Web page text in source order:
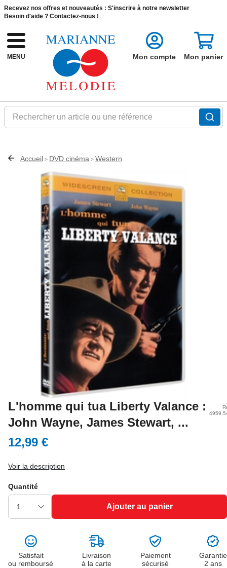
Recevez nos offres et nouveautés : S'inscrire à notre newsletter
Besoin d'aide ? Contactez-nous !
MENU
Rechercher un article ou une référence
Mon compte Mon panier
Accueil > DVD cinéma > Western
L'homme qui tua Liberty Valance :
John Wayne, James Stewart, ...
12,99 €
Voir la description
Quantité
Ajouter au panier
Satisfait
ou remboursé
Livraison
à la carte
Paiement
sécurisé
Garantie
2 ans